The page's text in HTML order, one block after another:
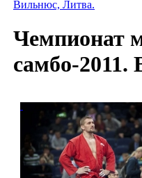
Вильнюс, Литва.
Чемпионат
самбо-